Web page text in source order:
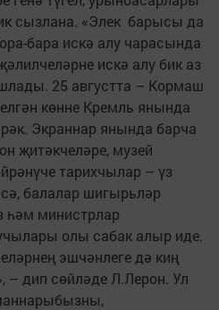
сызлана. «Элек барысы да
бара искә алу чарасында
искә алу бик аз
25 августта – Кормаш
көнне Кремль янында
Экраннар янында барча
җитәкчеләре, музей
тарихчылар – үз
балалар шигырьләр
һәм министрлар
олы сабак алыр иде.
эшчәнлеге дә киң
– дип сөйләде Л.Лерон. Ул